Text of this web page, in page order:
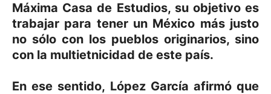
Máxima Casa de Estudios, su objetivo es
trabajar para tener un México más justo
no sólo con los pueblos originarios, sino
con la multietnicidad de este país.
En ese sentido, López García afirmó que